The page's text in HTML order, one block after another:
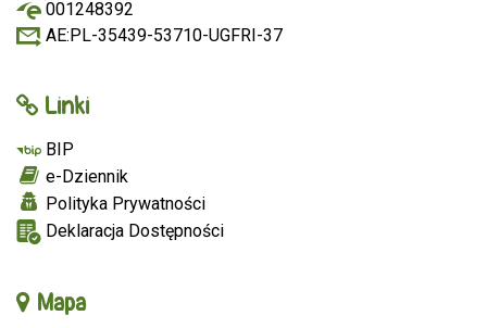
001248392
AE:PL-35439-53710-UGFRI-37
Linki
BIP
e-Dziennik
Polityka Prywatności
Deklaracja Dostępności
Mapa